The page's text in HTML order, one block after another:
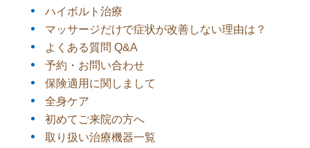
ハイボルト治療
マッサージだけで症状が改善しない理由は？
よくある質問 Q&A
予約・お問い合わせ
保険適用に関しまして
全身ケア
初めてご来院の方へ
取り扱い治療機器一覧